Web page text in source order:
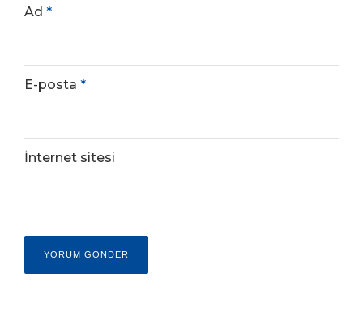
Ad *
E-posta *
İnternet sitesi